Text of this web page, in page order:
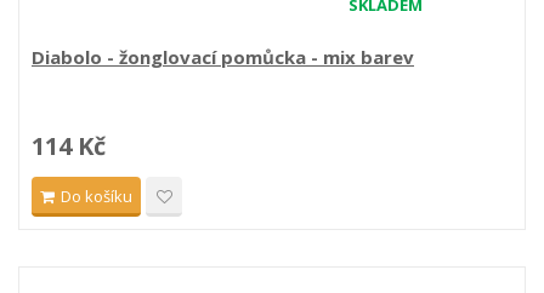
SKLADEM
Diabolo - žonglovací pomůcka - mix barev
114 Kč
Do košíku